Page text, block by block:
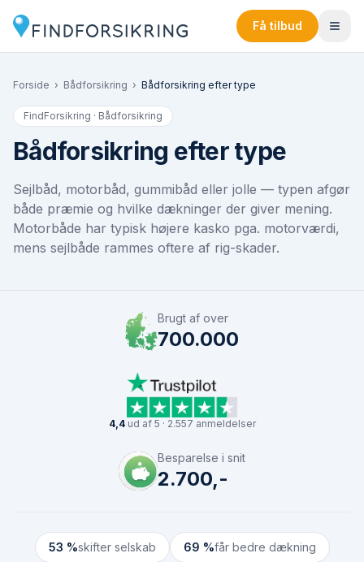
Få tilbud
Forside › Bådforsikring › Bådforsikring efter type
FindForsikring · Bådforsikring
Bådforsikring efter type
Sejlbåd, motorbåd, gummibåd eller jolle — typen afgør
både præmie og hvilke dækninger der giver mening.
Motorbåde har typisk højere kasko pga. motorværdi,
mens sejlbåde rammes oftere af rig-skader.
Brugt af over
700.000
4,4ud af 5 · 2.557 anmeldelser
Besparelse i snit
2.700,-
53 %skifter selskab 69 %får bedre dækning